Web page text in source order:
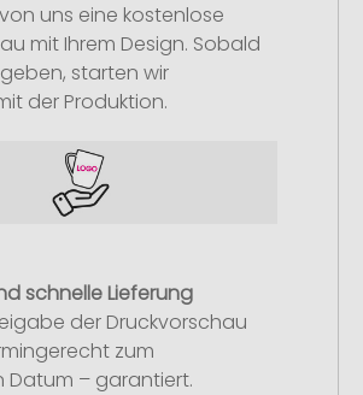
uns eine kostenlose
mit Ihrem Design. Sobald
starten wir
der Produktion.
schnelle Lieferung
der Druckvorschau
zum
Datum – garantiert.